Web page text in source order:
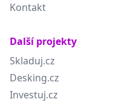
Kontakt
Další projekty
Skladuj.cz
Desking.cz
Investuj.cz